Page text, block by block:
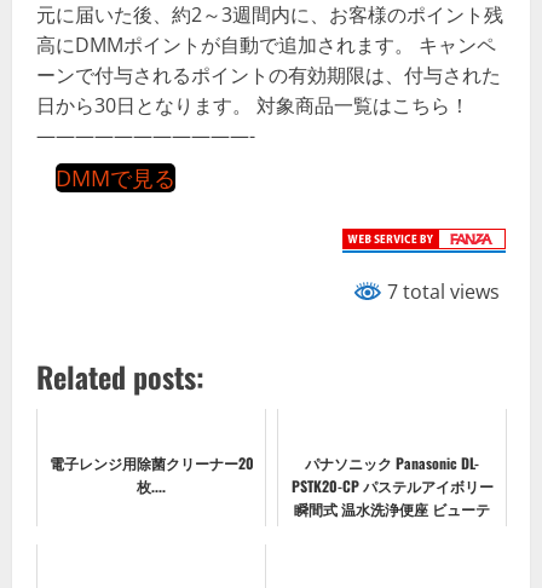
元に届いた後、約2～3週間内に、お客様のポイント残
高にDMMポイントが自動で追加されます。 キャンペ
ーンで付与されるポイントの有効期限は、付与された
日から30日となります。 対象商品一覧はこちら！
———————————-
DMMで見る
7 total views
Related posts:
電子レンジ用除菌クリーナー20
枚....
パナソニック Panasonic DL-
PSTK20-CP パステルアイボリー
瞬間式 温水洗浄便座 ビューテ